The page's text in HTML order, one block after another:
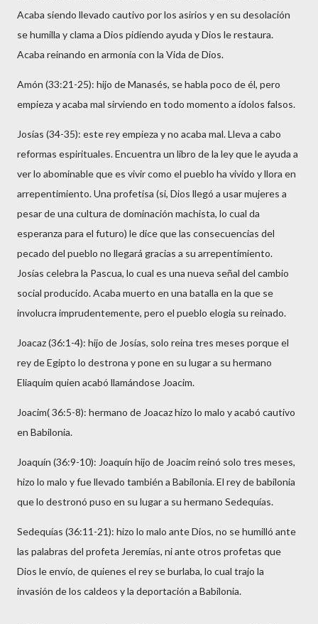
Acaba siendo llevado cautivo por los asirios y en su desolación
se humilla y clama a Dios pidiendo ayuda y Dios le restaura.
Acaba reinando en armonía con la Vida de Dios.
Amón (33:21-25): hijo de Manasés, se habla poco de él, pero
empieza y acaba mal sirviendo en todo momento a ídolos falsos.
Josías (34-35): este rey empieza y no acaba mal. Lleva a cabo
reformas espirituales. Encuentra un libro de la ley que le ayuda a
ver lo abominable que es vivir como el pueblo ha vivido y llora en
arrepentimiento. Una profetisa (si, Dios llegó a usar mujeres a
pesar de una cultura de dominación machista, lo cual da
esperanza para el futuro) le dice que las consecuencias del
pecado del pueblo no llegará gracias a su arrepentimiento.
Josías celebra la Pascua, lo cual es una nueva señal del cambio
social producido. Acaba muerto en una batalla en la que se
involucra imprudentemente, pero el pueblo elogia su reinado.
Joacaz (36:1-4): hijo de Josías, solo reina tres meses porque el
rey de Egipto lo destrona y pone en su lugar a su hermano
Eliaquim quien acabó llamándose Joacim.
Joacim( 36:5-8): hermano de Joacaz hizo lo malo y acabó cautivo
en Babilonia.
Joaquín (36:9-10): Joaquín hijo de Joacim reinó solo tres meses,
hizo lo malo y fue llevado también a Babilonia. El rey de babilonia
que lo destronó puso en su lugar a su hermano Sedequías.
Sedequías (36:11-21): hizo lo malo ante Dios, no se humilló ante
las palabras del profeta Jeremías, ni ante otros profetas que
Dios le envío, de quienes el rey se burlaba, lo cual trajo la
invasión de los caldeos y la deportación a Babilonia.